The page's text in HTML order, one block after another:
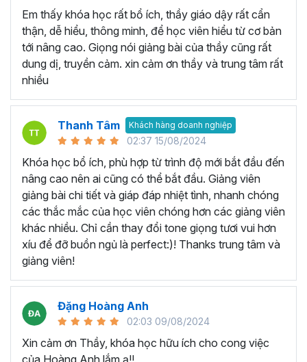
nhanh chóng và tiện lợi nhất bởi giảng viên dày dặn kinh
nghiệm.
Khóa Google Sheets bao gồm5 Chương, 45 bài giảng,
8h 48m giờ
đi từ phần kiến thức căn bản, các thao tác cơ
dụng kết hợp các hàm đểphân tích dữ liệuvà lập bản báo
cáo trên Google trang tính.
Bạn sẽ nắm vững các công thức mới và tìm hiểu chức
năng mới để có thể tìm ra những cách tốt hơn để thiết lập
bảng tính hiện có của mình. Khóa học Google Sheets
online này có rất nhiều ví dụ thực tế trong công việc, giúp
bạn hình thành tư duy xử lý vấn đề với Google Sheet.
Khóa học Google Sheet này
dành cho ai?
trong công việc, thì khóa học này hoàn toàn phù hợp với
bạn. Đặc biệt là với:
Người mới bắt đầu sử dụng Google Sheet, hoặc sử
Em thấy khóa học rất bổ ích, thầy giáo dậy rất cẩn
thận, dễ hiểu, thông minh, để học viên hiểu từ cơ bản
tới nâng cao. Giọng nói giảng bài của thầy cũng rất
dung dị, truyền cảm. xin cảm ơn thầy và trung tâm rất
nhiều
Thanh Tâm Khách hàng doanh nghiệp
02:37 15/08/2024
Khóa học bổ ích, phù hợp từ trình độ mới bắt đầu đến
nâng cao nên ai cũng có thể bắt đầu. Giảng viên
giảng bài chi tiết và giáp đáp nhiệt tình, nhanh chóng
các thắc mắc của học viên chóng hơn các giảng viên
khác nhiều. Chỉ cần thay đổi tone giọng tươi vui hơn
xíu để đỡ buồn ngủ là perfect:)! Thanks trung tâm và
giảng viên!
Đặng Hoàng Anh
02:03 09/08/2024
Xin cảm ơn Thầy, khóa học hữu ích cho cong việc